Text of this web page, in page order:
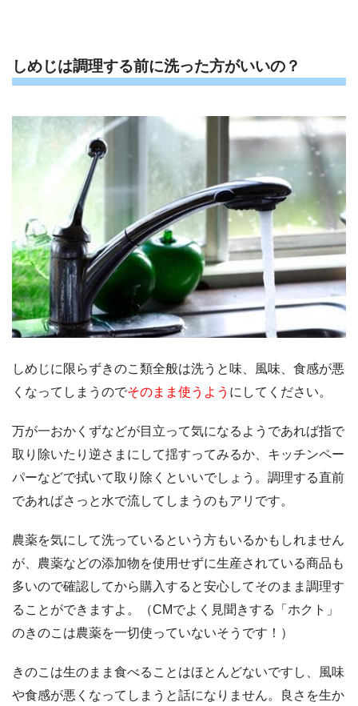
しめじは調理する前に洗った方がいいの？
しめじに限らずきのこ類全般は洗うと味、風味、食感が悪
くなってしまうのでそのまま使うよう にしてください。
万が一おかくずなどが目立って気になるようであれば指で
取り除いたり逆さまにして揺すってみるか、キッチンペー
パーなどで拭いて取り除くといいでしょう。調理する直前
であればさっと水で流してしまうのもアリです。
農薬を気にして洗っているという方もいるかもしれません
が、農薬などの添加物を使用せずに生産されている商品も
多いので確認してから購入すると安心してそのまま調理す
ることができますよ。（CMでよく見聞きする「ホクト」
のきのこは農薬を一切使っていないそうです！）
きのこは生のまま食べることはほとんどないですし、風味
や食感が悪くなってしまうと話になりません。良さを生か